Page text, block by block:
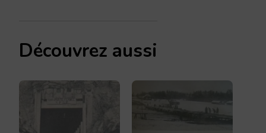
Découvrez aussi